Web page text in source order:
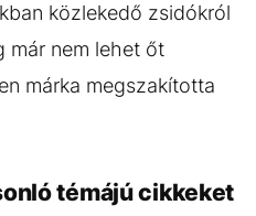
közlekedő zsidókról
már nem lehet őt
márka megszakította
témájú cikkeket